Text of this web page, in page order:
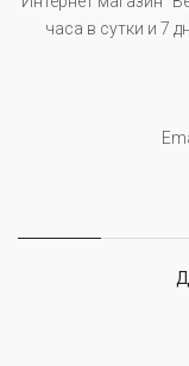
часа в сутки и 7